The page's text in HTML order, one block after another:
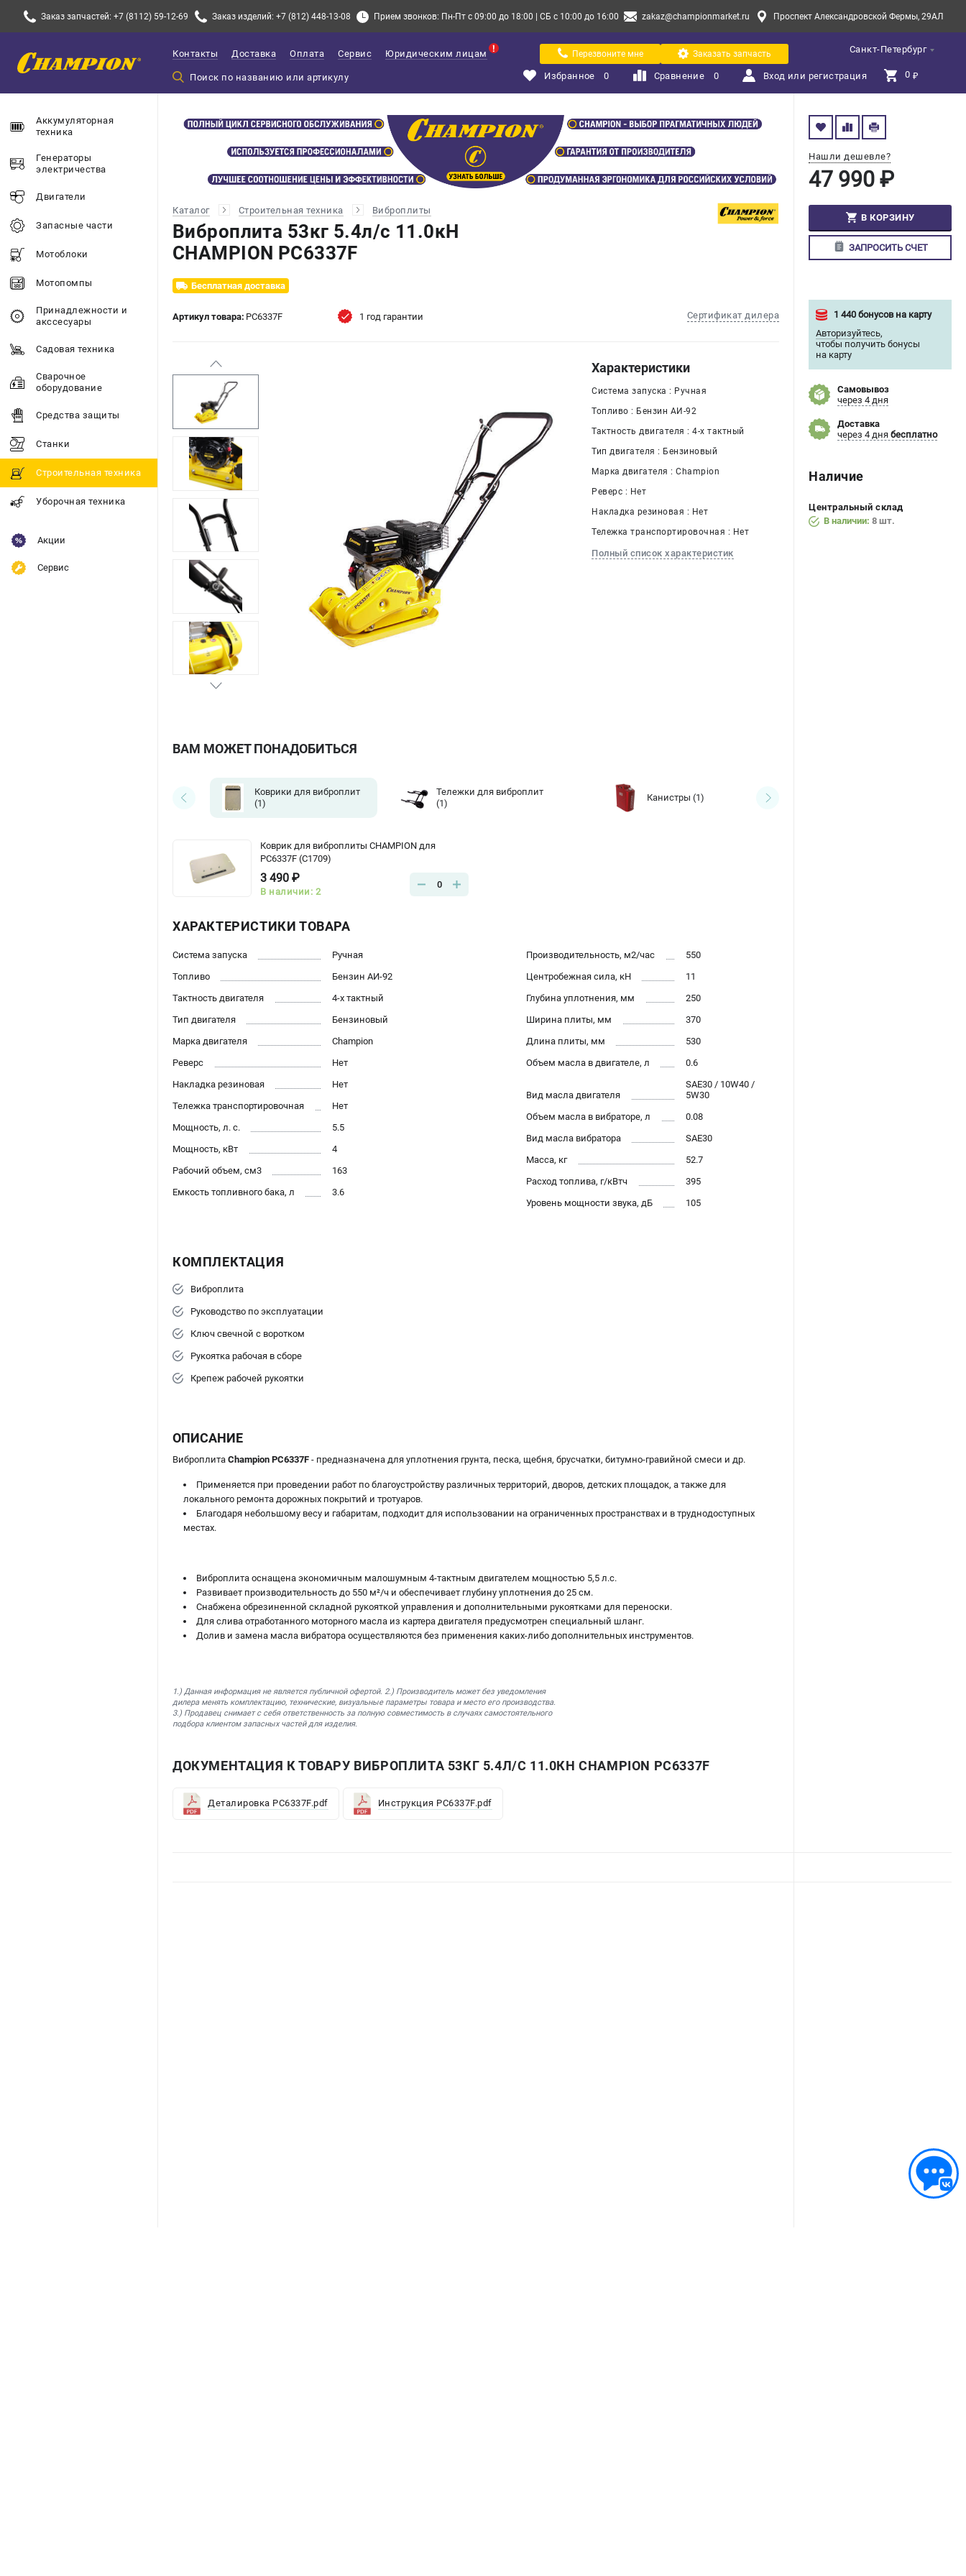
Заказ запчастей: +7 (8112) 59-12-69 Заказ изделий: +7 (812) 448-13-08 Прием звонков: Пн-Пт с 09:00 до 18:00 | СБ с 10:00 до 16:00 zakaz@championmarket.ru Проспект Александровской Фермы, 29АЛ
Санкт-Петербург
Контакты Доставка Оплата Сервис Юридическим лицам Перезвоните мне Заказать запчасть
Избранное 0 Сравнение 0 Вход или регистрация 0 ₽
Аккумуляторная
техника
Генераторы
электричества
Двигатели
Запасные части
Мотоблоки
Мотопомпы
Принадлежности и
акссесуары
Садовая техника
Сварочное
оборудование
Средства защиты
Станки
Строительная техника
Уборочная техника
Акции
Сервис
Каталог Строительная техника Виброплиты
Виброплита 53кг 5.4л/с 11.0кН
CHAMPION PC6337F
Бесплатная доставка
Артикул товара: PC6337F Сертификат дилера
1 год гарантии
Нашли дешевле?
47 990 ₽
В КОРЗИНУ
ЗАПРОСИТЬ СЧЕТ
1 440 бонусов на карту
Авторизуйтесь,
чтобы получить бонусы
на карту
Самовывоз
через 4 дня
Доставка
через 4 дня бесплатно
Наличие
Центральный склад
В наличии: 8 шт.
Характеристики
Система запуска : Ручная
Топливо : Бензин АИ-92
Тактность двигателя : 4-х тактный
Тип двигателя : Бензиновый
Марка двигателя : Champion
Реверс : Нет
Накладка резиновая : Нет
Тележка транспортировочная : Нет
Полный список характеристик
ВАМ МОЖЕТ ПОНАДОБИТЬСЯ
Коврики для виброплит
(1)
Тележки для виброплит
(1)
Канистры (1)
Коврик для виброплиты CHAMPION для
PC6337F (C1709)
3 490 ₽
В наличии: 2
0
ХАРАКТЕРИСТИКИ ТОВАРА
Система запуска
Ручная
Топливо
Бензин АИ-92
Тактность двигателя
4-х тактный
Тип двигателя
Бензиновый
Марка двигателя
Champion
Реверс
Нет
Накладка резиновая
Нет
Тележка транспортировочная
Нет
Мощность, л. с.
5.5
Мощность, кВт
4
Рабочий объем, см3
163
Емкость топливного бака, л
3.6
Производительность, м2/час
550
Центробежная сила, кН
11
Глубина уплотнения, мм
250
Ширина плиты, мм
370
Длина плиты, мм
530
Объем масла в двигателе, л
0.6
Вид масла двигателя
SAE30 / 10W40 /
5W30
Объем масла в вибраторе, л
0.08
Вид масла вибратора
SAE30
Масса, кг
52.7
Расход топлива, г/кВтч
395
Уровень мощности звука, дБ
105
КОМПЛЕКТАЦИЯ
Виброплита
Руководство по эксплуатации
Ключ свечной с воротком
Рукоятка рабочая в сборе
Крепеж рабочей рукоятки
ОПИСАНИЕ
Виброплита Champion PC6337F - предназначена для уплотнения грунта, песка, щебня, брусчатки, битумно-гравийной смеси и др.
Применяется при проведении работ по благоустройству различных территорий, дворов, детских площадок, а также для
локального ремонта дорожных покрытий и тротуаров.
Благодаря небольшому весу и габаритам, подходит для использовании на ограниченных пространствах и в труднодоступных
местах.
Виброплита оснащена экономичным малошумным 4-тактным двигателем мощностью 5,5 л.с.
Развивает производительность до 550 м²/ч и обеспечивает глубину уплотнения до 25 см.
Снабжена обрезиненной складной рукояткой управления и дополнительными рукоятками для переноски.
Для слива отработанного моторного масла из картера двигателя предусмотрен специальный шланг.
Долив и замена масла вибратора осуществляются без применения каких-либо дополнительных инструментов.
1.) Данная информация не является публичной офертой. 2.) Производитель может без уведомления
дилера менять комплектацию, технические, визуальные параметры товара и место его производства.
3.) Продавец снимает с себя ответственность за полную совместимость в случаях самостоятельного
подбора клиентом запасных частей для изделия.
ДОКУМЕНТАЦИЯ К ТОВАРУ ВИБРОПЛИТА 53КГ 5.4Л/С 11.0КН CHAMPION PC6337F
Деталировка PC6337F.pdf Инструкция PC6337F.pdf